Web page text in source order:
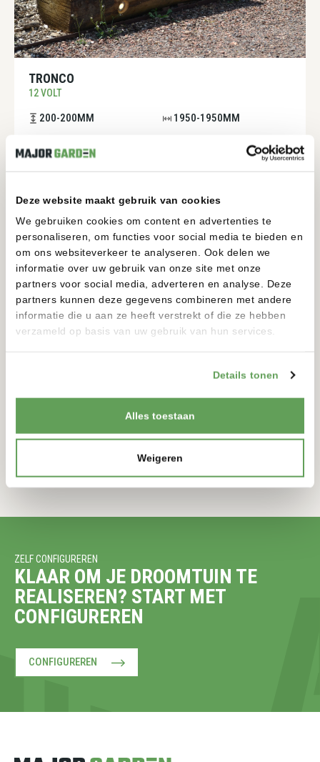
Deze website maakt gebruik van cookies
We gebruiken cookies om content en advertenties te
personaliseren, om functies voor social media te bieden en
om ons websiteverkeer te analyseren. Ook delen we
informatie over uw gebruik van onze site met onze
partners voor social media, adverteren en analyse. Deze
partners kunnen deze gegevens combineren met andere
informatie die u aan ze heeft verstrekt of die ze hebben
verzameld op basis van uw gebruik van hun services.
Details tonen
Alles toestaan
Weigeren
TRONCO
12 VOLT
200-200MM 1950-1950MM
175-175MM
BEKIJKEN
ZELF CONFIGUREREN
KLAAR OM JE DROOMTUIN TE
REALISEREN? START MET
CONFIGUREREN
CONFIGUREREN